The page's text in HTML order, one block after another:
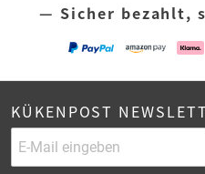
— Sicher bezahlt,
KÜKENPOST